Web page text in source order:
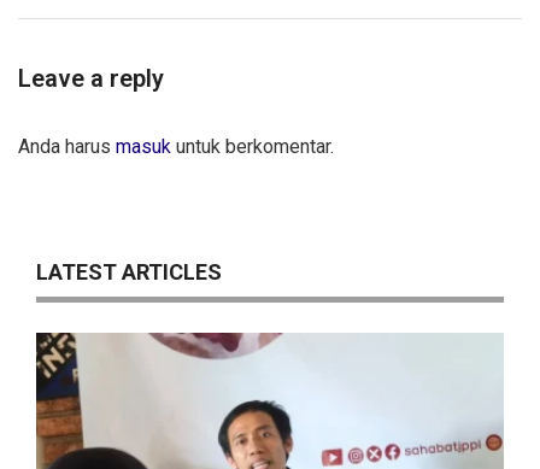
Leave a reply
Anda harus masuk untuk berkomentar.
LATEST ARTICLES